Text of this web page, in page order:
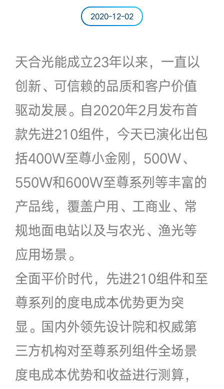
2020-12-02
天合光能成立23年以来，一直以
创新、可信赖的品质和客户价值
驱动发展。自2020年2月发布首
款先进210组件，今天已演化出包
括400W至尊小金刚，500W、
550W和600W至尊系列等丰富的
产品线，覆盖户用、工商业、常
规地面电站以及与农光、渔光等
应用场景。
全面平价时代，先进210组件和至
尊系列的度电成本优势更为突
显。国内外领先设计院和权威第
三方机构对至尊系列组件全场景
度电成本优势和收益进行测算，